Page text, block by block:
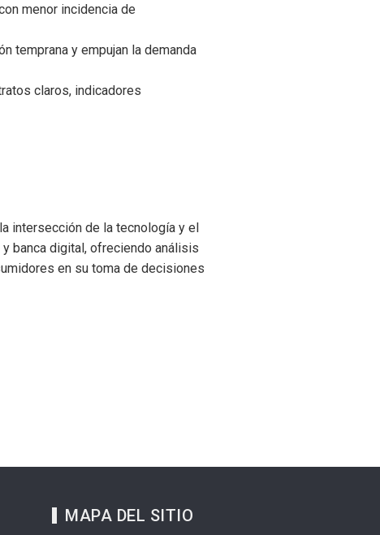
menor incidencia de
temprana y empujan la demanda
claros, indicadores
intersección de la tecnología y el
banca digital, ofreciendo análisis
en su toma de decisiones
MAPA DEL SITIO